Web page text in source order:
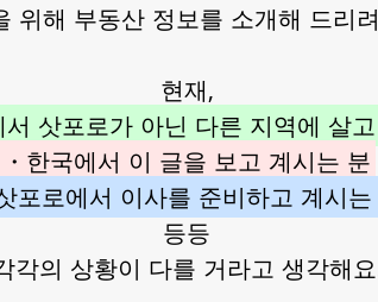
위해 부동산 정보를 소개해 드리
현재,
서 삿포로가 아닌 다른 지역에 살
・한국에서 이 글을 보고 계시는 분
포로에서 이사를 준비하고 계시는
등등
각의 상황이 다를 거라고 생각해